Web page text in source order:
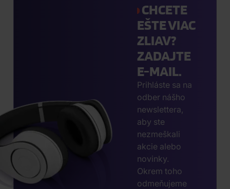
CHCETE
EŠTE VIAC
ZLIAV?
ZADAJTE
E-MAIL.
Prihláste sa na
odber nášho
newslettera,
aby ste
nezmeškali
akcie alebo
novinky.
Okrem toho
odmeňujeme